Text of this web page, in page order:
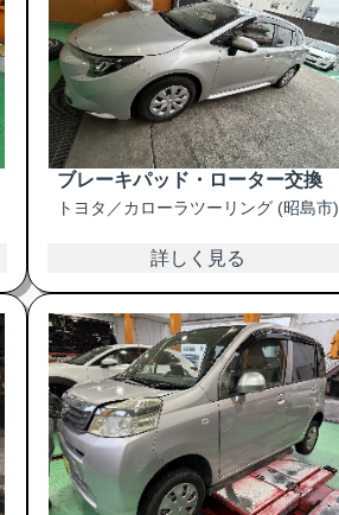
ブレーキパッド・ローター交換
トヨタ／カローラツーリング (昭島市)
詳しく見る